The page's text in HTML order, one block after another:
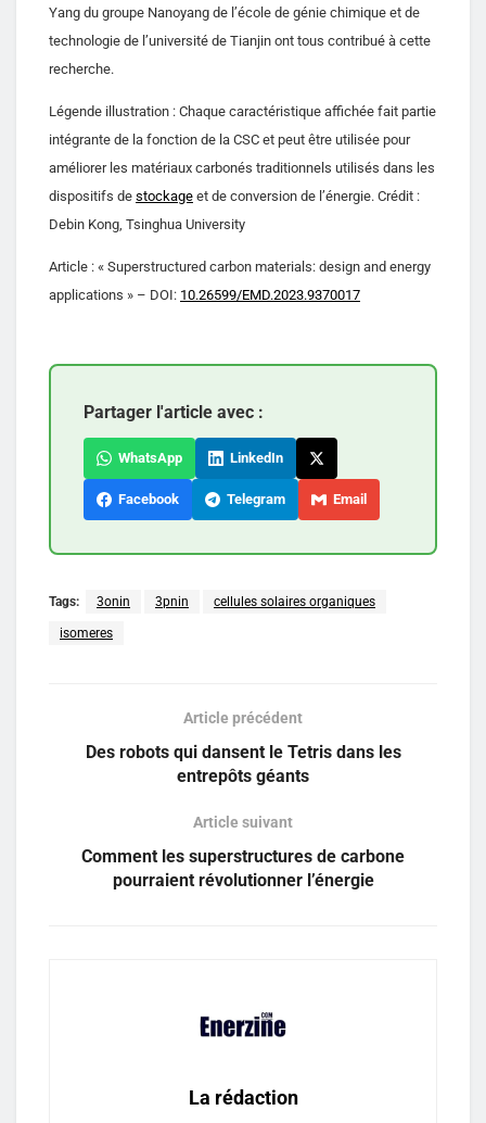
Yang du groupe Nanoyang de l’école de génie chimique et de
technologie de l’université de Tianjin ont tous contribué à cette
recherche.
Légende illustration : Chaque caractéristique affichée fait partie
intégrante de la fonction de la CSC et peut être utilisée pour
améliorer les matériaux carbonés traditionnels utilisés dans les
dispositifs de stockage et de conversion de l’énergie. Crédit :
Debin Kong, Tsinghua University
Article : « Superstructured carbon materials: design and energy
applications » – DOI: 10.26599/EMD.2023.9370017
Partager l'article avec :
WhatsApp LinkedIn
Facebook Telegram Email
Tags: 3onin 3pnin cellules solaires organiques
isomeres
Article précédent
Des robots qui dansent le Tetris dans les
entrepôts géants
Article suivant
Comment les superstructures de carbone
pourraient révolutionner l’énergie
La rédaction